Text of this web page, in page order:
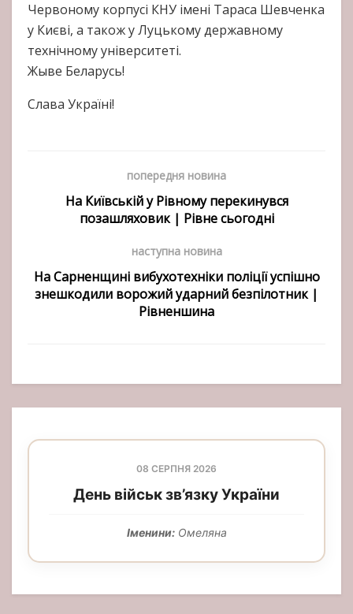
Червоному корпусі КНУ імені Тараса Шевченка
у Києві, а також у Луцькому державному
технічному університеті.
Жыве Беларусь!
Слава Україні!
попередня новина
На Київській у Рівному перекинувся
позашляховик | Рівне сьогодні
наступна новина
На Сарненщині вибухотехніки поліції успішно
знешкодили ворожий ударний безпілотник |
Рівненшина
08 СЕРПНЯ 2026
День військ зв’язку України
Іменини:Омеляна